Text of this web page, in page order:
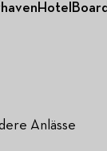
Hotel
Anlässe